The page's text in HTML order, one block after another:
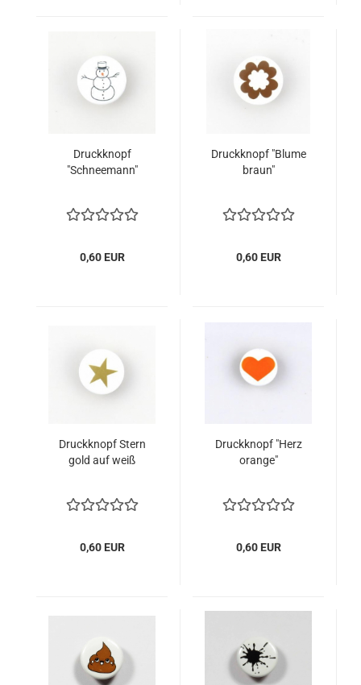
Druckknopf
"Schneemann"
0,60 EUR
Druckknopf "Blume
braun"
0,60 EUR
Druckknopf Stern
gold auf weiß
0,60 EUR
Druckknopf "Herz
orange"
0,60 EUR